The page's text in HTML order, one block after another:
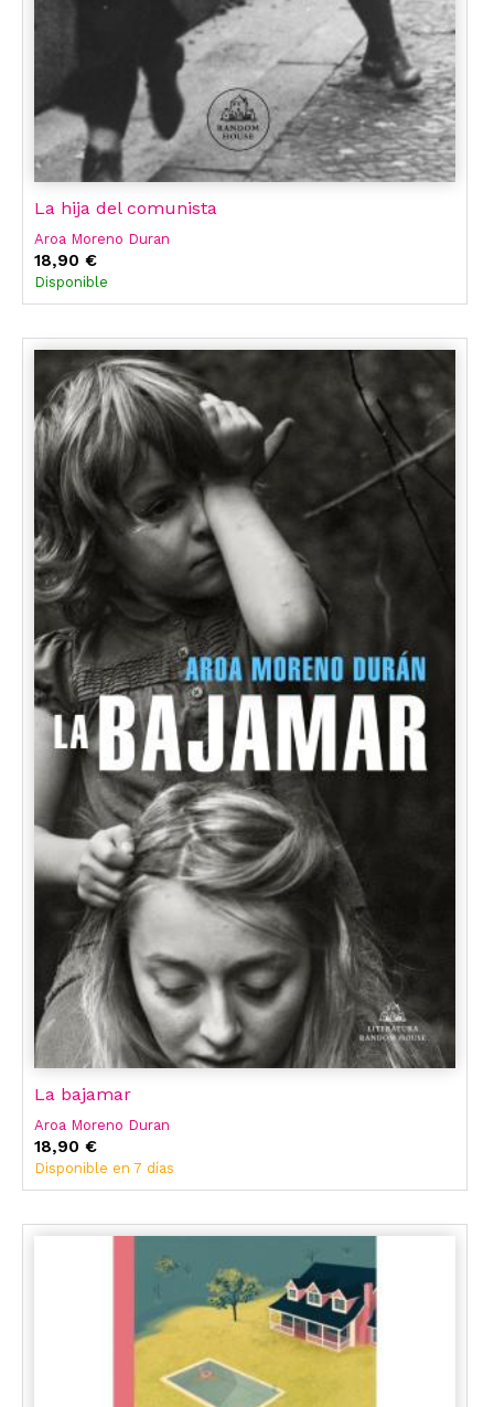
La hija del comunista
Aroa Moreno Duran
18,90 €
Disponible
La bajamar
Aroa Moreno Duran
18,90 €
Disponible en 7 días